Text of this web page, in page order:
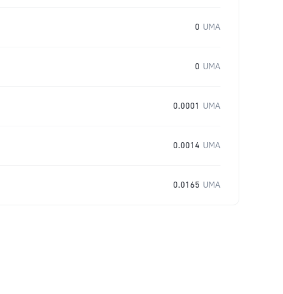
0 UMA
0 UMA
0.0001 UMA
0.0014 UMA
0.0165 UMA